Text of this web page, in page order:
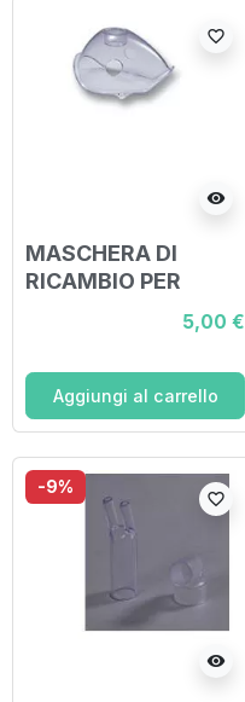
visibility
favorite_border
MASCHERA DI
RICAMBIO PER
AEROSOL MODELLO
5,00 €
Aggiungi al carrello
-9%
visibility
favorite_border